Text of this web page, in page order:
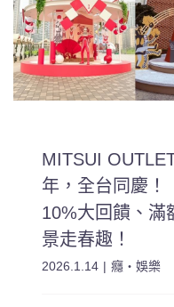
MITSUI
年，全台同慶！
10%大回饋、滿
景走春趣！
2026.1.14 | 癮・娛樂